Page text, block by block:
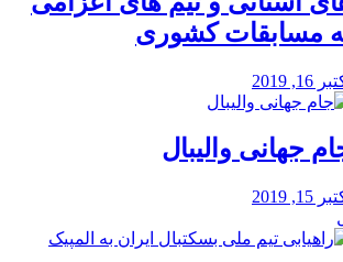
مسابقات کشوری
16, 2019
جهانی والیبال
15, 2019